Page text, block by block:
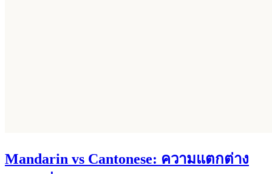
Mandarin vs Cantonese: ความแตกต่าง